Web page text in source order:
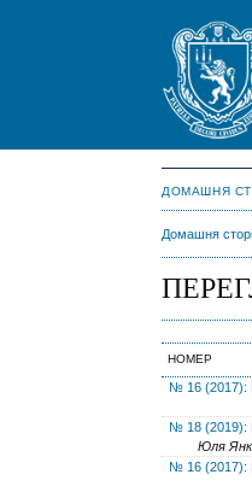
ДОМАШНЯ
Домашня
НОМЕР
№ 16 (2017):
№ 18
Юля
№ 16 (2017):